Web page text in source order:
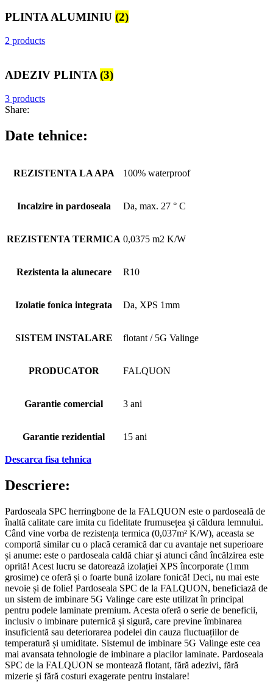
PLINTA ALUMINIU (2)
2 products
ADEZIV PLINTA(3)
3 products
Share:
Date tehnice:
REZISTENTA LA APA 100% waterproof
Incalzire in pardoseala Da, max. 27 ° C
REZISTENTA TERMICA 0,0375 m2 K/W
Rezistenta la alunecare R10
Izolatie fonica integrata Da, XPS 1mm
SISTEM INSTALARE flotant / 5G Valinge
PRODUCATOR FALQUON
Garantie comercial 3 ani
Garantie rezidential 15 ani
Descarca fisa tehnica
Descriere:
Pardoseala SPC herringbone de la FALQUON este o pardoseală de
înaltă calitate care imita cu fidelitate frumusețea și căldura lemnului.
Când vine vorba de rezistența termica (0,037m² K/W), aceasta se
comportă similar cu o placă ceramică dar cu avantaje net superioare
și anume: este o pardoseala caldă chiar și atunci când încălzirea este
oprită! Acest lucru se datorează izolației XPS încorporate (1mm
grosime) ce oferă și o foarte bună izolare fonică! Deci, nu mai este
nevoie și de folie! Pardoseala SPC de la FALQUON, beneficiază de
un sistem de imbinare 5G Valinge care este utilizat în principal
pentru podele laminate premium. Acesta oferă o serie de beneficii,
inclusiv o imbinare puternică și sigură, care previne îmbinarea
insuficientă sau deteriorarea podelei din cauza fluctuațiilor de
temperatură și umiditate. Sistemul de imbinare 5G Valinge este cea
mai avansata tehnologie de imbinare a placilor laminate. Pardoseala
SPC de la FALQUON se montează flotant, fără adezivi, fără
mizerie și fără costuri exagerate pentru instalare!